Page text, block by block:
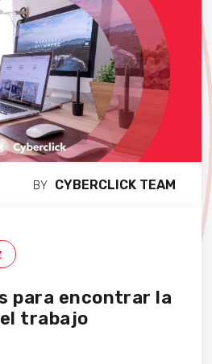
BY CYBERCLICK TEAM
para encontrar la
trabajo